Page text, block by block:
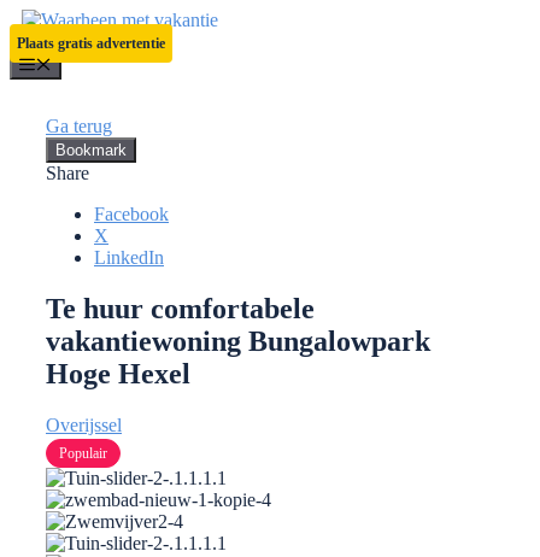
Ga
naar
de
inhoud
Plaats gratis advertentie
Menu
Ga terug
Bookmark
Share
Facebook
X
LinkedIn
Te huur comfortabele
vakantiewoning Bungalowpark
Hoge Hexel
Overijssel
Populair